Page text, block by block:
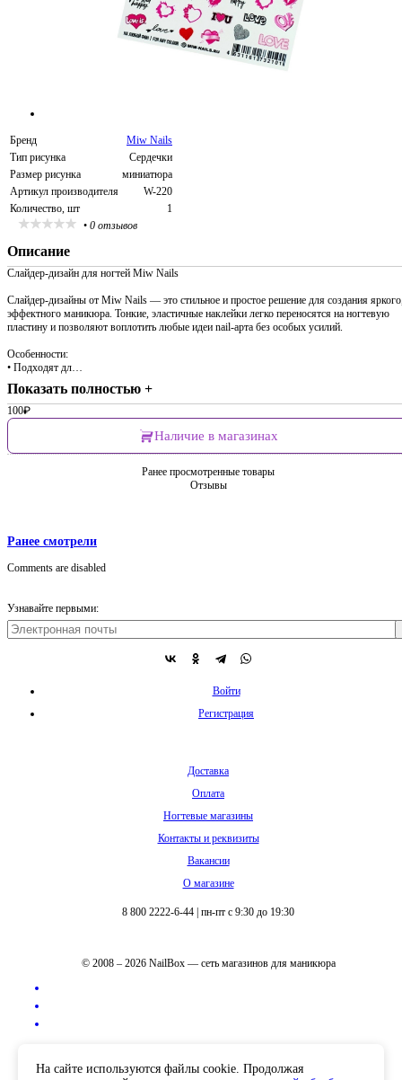
Бренд
Miw Nails
Тип рисунка
Сердечки
Размер рисунка
миниатюра
Артикул производителя
W-220
Количество, шт
1
• 0 отзывов
Описание
Слайдер-дизайн для ногтей Miw Nails
Слайдер-дизайны от Miw Nails — это стильное и простое решение для создания
эффектного маникюра. Тонкие, эластичные наклейки легко переносятся на ногтевую
пластину и позволяют воплотить любые идеи nail-арта без особых усилий.
Особенности:
• Подходят дл…
Показать полностью +
100₽
Наличие в магазинах
Ранее просмотренные товары
Отзывы
Ранее смотрели
Comments are disabled
Узнавайте первыми:
Войти
Регистрация
Доставка
Оплата
Ногтевые магазины
Контакты и реквизиты
Вакансии
О магазине
8 800 2222-6-44 пн-пт с 9:30 до 19:30
© 2008 – 2026 NailBox — сеть магазинов для маникюра
На сайте используются файлы cookie. Продолжая